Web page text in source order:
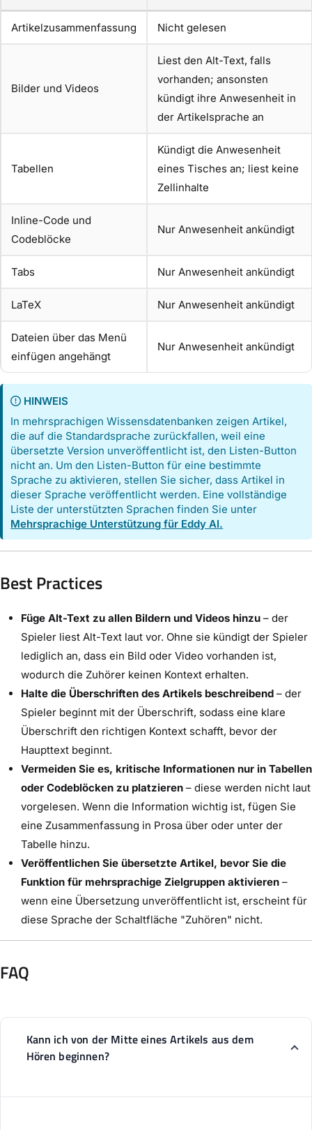
Artikelzusammenfassung Nicht gelesen
Bilder und Videos
Liest den Alt-Text, falls
vorhanden; ansonsten
kündigt ihre Anwesenheit in
der Artikelsprache an
Tabellen
Kündigt die Anwesenheit
eines Tisches an; liest keine
Zellinhalte
Inline-Code und
Codeblöcke
Nur Anwesenheit ankündigt
Tabs Nur Anwesenheit ankündigt
LaTeX Nur Anwesenheit ankündigt
Dateien über das Menü
einfügen angehängt
Nur Anwesenheit ankündigt
HINWEIS
In mehrsprachigen Wissensdatenbanken zeigen Artikel,
die auf die Standardsprache zurückfallen, weil eine
übersetzte Version unveröffentlicht ist, den Listen-Button
nicht an. Um den Listen-Button für eine bestimmte
Sprache zu aktivieren, stellen Sie sicher, dass Artikel in
dieser Sprache veröffentlicht werden. Eine vollständige
Liste der unterstützten Sprachen finden Sie unter
Mehrsprachige Unterstützung für Eddy AI.
Best Practices
Füge Alt-Text zu allen Bildern und Videos hinzu – der
Spieler liest Alt-Text laut vor. Ohne sie kündigt der Spieler
lediglich an, dass ein Bild oder Video vorhanden ist,
wodurch die Zuhörer keinen Kontext erhalten.
Halte die Überschriften des Artikels beschreibend – der
Spieler beginnt mit der Überschrift, sodass eine klare
Überschrift den richtigen Kontext schafft, bevor der
Haupttext beginnt.
Vermeiden Sie es, kritische Informationen nur in Tabellen
oder Codeblöcken zu platzieren – diese werden nicht laut
vorgelesen. Wenn die Information wichtig ist, fügen Sie
eine Zusammenfassung in Prosa über oder unter der
Tabelle hinzu.
Veröffentlichen Sie übersetzte Artikel, bevor Sie die
Funktion für mehrsprachige Zielgruppen aktivieren –
wenn eine Übersetzung unveröffentlicht ist, erscheint für
diese Sprache der Schaltfläche "Zuhören" nicht.
FAQ
Kann ich von der Mitte eines Artikels aus dem
Hören beginnen?